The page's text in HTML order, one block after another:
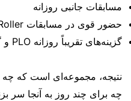
مسابقات جانبی روزانه
حضور قوی در مسابقات High Roller
گزینه‌های تقریباً روزانه PLO و گزینه‌های ترکیبی
نتیجه، مجموعه‌ای است که چه
چه برای چند روز به آنجا سر